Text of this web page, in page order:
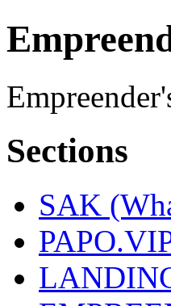
Sections
SAK